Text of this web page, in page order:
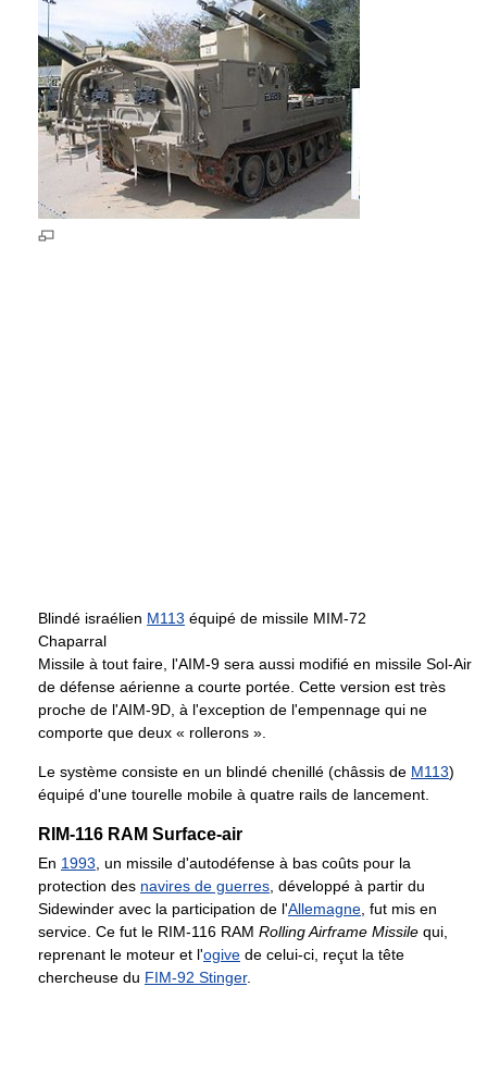
Blindé israélien M113 équipé de missile MIM-72
Chaparral
Missile à tout faire, l'AIM-9 sera aussi modifié en missile Sol-Air
de défense aérienne a courte portée. Cette version est très
proche de l'AIM-9D, à l'exception de l'empennage qui ne
comporte que deux « rollerons ».
Le système consiste en un blindé chenillé (châssis de M113)
équipé d'une tourelle mobile à quatre rails de lancement.
RIM-116 RAM Surface-air
En 1993, un missile d'autodéfense à bas coûts pour la
protection des navires de guerres, développé à partir du
Sidewinder avec la participation de l'Allemagne, fut mis en
service. Ce fut le RIM-116 RAM Rolling Airframe Missile qui,
reprenant le moteur et l'ogive de celui-ci, reçut la tête
chercheuse du FIM-92 Stinger.